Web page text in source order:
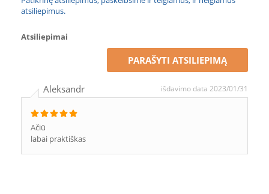
atsiliepimus.
Atsiliepimai
PARAŠYTI ATSILIEPIMĄ
Aleksandr išdavimo data 2023/01/31
Ačiū
labai praktiškas